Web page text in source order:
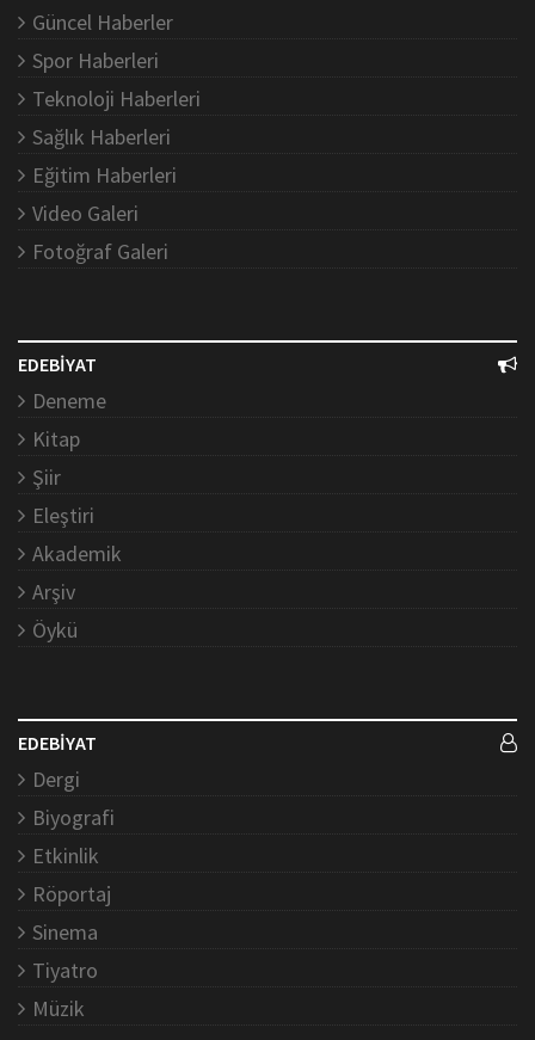
Güncel Haberler
Spor Haberleri
Teknoloji Haberleri
Sağlık Haberleri
Eğitim Haberleri
Video Galeri
Fotoğraf Galeri
EDEBİYAT
Deneme
Kitap
Şiir
Eleştiri
Akademik
Arşiv
Öykü
EDEBİYAT
Dergi
Biyografi
Etkinlik
Röportaj
Sinema
Tiyatro
Müzik